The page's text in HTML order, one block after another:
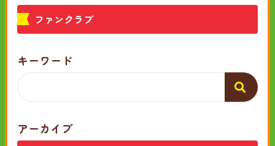
ファンクラブ
キーワード
アーカイブ